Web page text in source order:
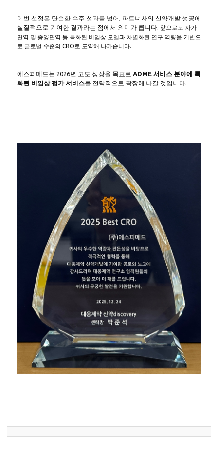
이번 선정은 단순한 수주 성과를 넘어, 파트너사의 신약개발 성공에
실질적으로 기여한 결과라는 점에서 의미가 큽니다. 앞으로도 자가
면역 및 종양면역 등 특화된 비임상 모델과 차별화된 연구 역량을 기반으
로 글로벌 수준의 CRO로 도약해 나가습니다.
에스피메드는 2026년 고도 성장을 목표로 ADME 서비스 분야에 특
화된 비임상 평가 서비스를 전략적으로 확장해 나갈 것입니다.